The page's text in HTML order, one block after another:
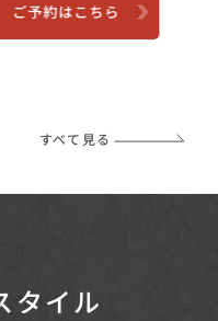
ご予約はこちら
すべて見る
タイル